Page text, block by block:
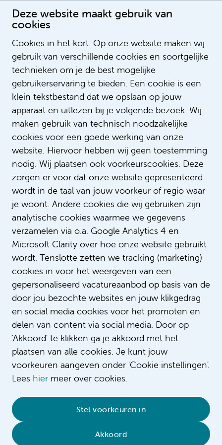
Deze website maakt gebruik van
cookies
Cookies in het kort. Op onze website maken wij
gebruik van verschillende cookies en soortgelijke
technieken om je de best mogelijke
gebruikerservaring te bieden. Een cookie is een
klein tekstbestand dat we opslaan op jouw
apparaat en uitlezen bij je volgende bezoek. Wij
maken gebruik van technisch noodzakelijke
cookies voor een goede werking van onze
website. Hiervoor hebben wij geen toestemming
nodig. Wij plaatsen ook voorkeurscookies. Deze
zorgen er voor dat onze website gepresenteerd
wordt in de taal van jouw voorkeur of regio waar
je woont. Andere cookies die wij gebruiken zijn
analytische cookies waarmee we gegevens
verzamelen via o.a. Google Analytics 4 en
Microsoft Clarity over hoe onze website gebruikt
wordt. Tenslotte zetten we tracking (marketing)
cookies in voor het weergeven van een
gepersonaliseerd vacatureaanbod op basis van de
door jou bezochte websites en jouw klikgedrag
en social media cookies voor het promoten en
delen van content via social media. Door op
'Akkoord' te klikken ga je akkoord met het
plaatsen van alle cookies. Je kunt jouw
voorkeuren aangeven onder 'Cookie instellingen'.
Lees hier meer over cookies.
Stel voorkeuren in
Akkoord
Maria van Leeuwen
Cookieverklaring • Sitemap